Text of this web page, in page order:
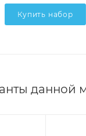
Купить набор
данной